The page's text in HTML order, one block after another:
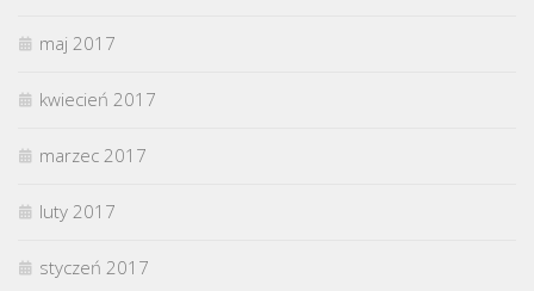
maj 2017
kwiecień 2017
marzec 2017
luty 2017
styczeń 2017